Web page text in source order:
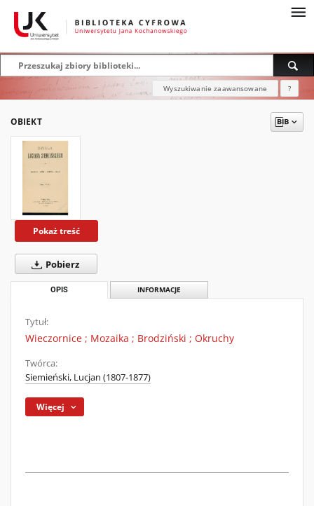
Wyszukiwanie zaawansowane ?
OBIEKT
Pokaż treść
Pobierz
OPIS INFORMACJE
Tytuł:
Wieczornice ; Mozaika ; Brodziński ; Okruchy
Twórca:
Siemieński, Lucjan (1807-1877)
Więcej